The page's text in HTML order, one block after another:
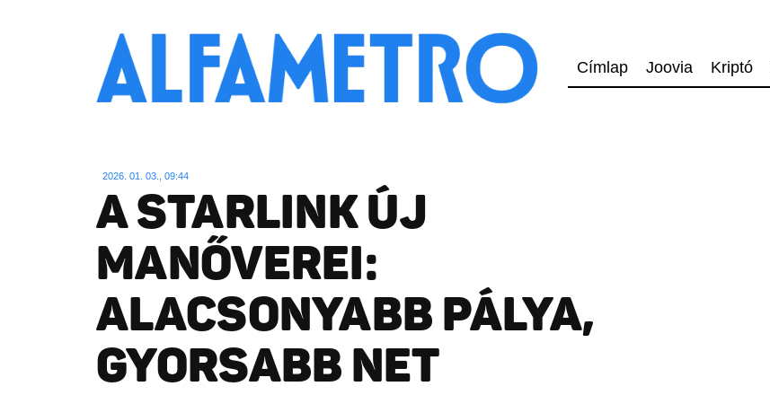
Címlap Joovia Kriptó
2026. 01. 03., 09:44
A STARLINK ÚJ
MANŐVEREI:
ALACSONYABB PÁLYA,
GYORSABB NET